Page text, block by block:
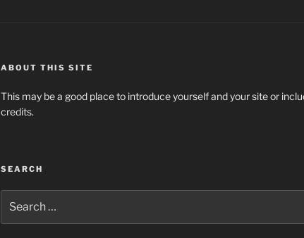
ABOUT THIS SITE
This may be a good place to introduce yourself and your site or
credits.
SEARCH
for: